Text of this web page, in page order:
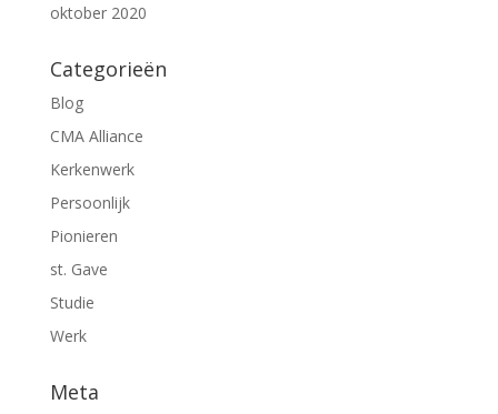
oktober 2020
Categorieën
Blog
CMA Alliance
Kerkenwerk
Persoonlijk
Pionieren
st. Gave
Studie
Werk
Meta